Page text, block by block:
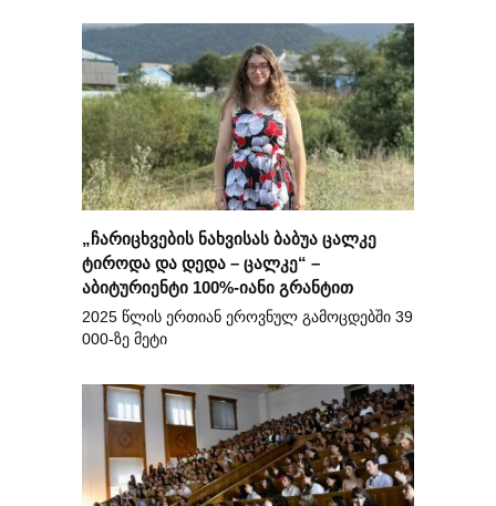
„ჩარიცხვების ნახვისას ბაბუა ცალკე
ტიროდა და დედა – ცალკე“ –
აბიტურიენტი 100%-იანი გრანტით
2025 წლის ერთიან ეროვნულ გამოცდებში 39
000-ზე მეტი